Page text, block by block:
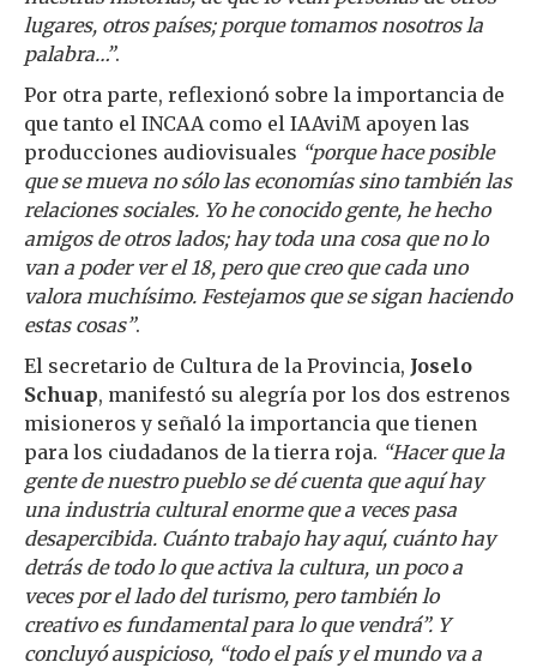
lugares, otros países; porque tomamos nosotros la
palabra…”.
Por otra parte, reflexionó sobre la importancia de
que tanto el INCAA como el IAAviM apoyen las
producciones audiovisuales “porque hace posible
que se mueva no sólo las economías sino también las
relaciones sociales. Yo he conocido gente, he hecho
amigos de otros lados; hay toda una cosa que no lo
van a poder ver el 18, pero que creo que cada uno
valora muchísimo. Festejamos que se sigan haciendo
estas cosas”.
El secretario de Cultura de la Provincia, Joselo
Schuap, manifestó su alegría por los dos estrenos
misioneros y señaló la importancia que tienen
para los ciudadanos de la tierra roja. “Hacer que la
gente de nuestro pueblo se dé cuenta que aquí hay
una industria cultural enorme que a veces pasa
desapercibida. Cuánto trabajo hay aquí, cuánto hay
detrás de todo lo que activa la cultura, un poco a
veces por el lado del turismo, pero también lo
creativo es fundamental para lo que vendrá”. Y
concluyó auspicioso, “todo el país y el mundo va a